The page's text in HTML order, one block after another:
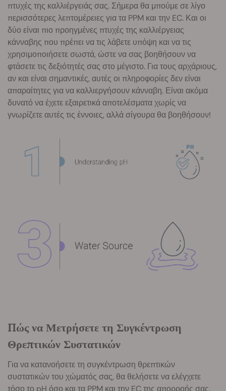
πτυχές της καλλιέργειάς σας. Σήμερα θα μπούμε σε λίγο
περισσότερες λεπτομέρειες για τα PPM και την EC. Και οι
δύο είναι πιο προηγμένες πτυχές της καλλιέργειας
κάνναβης που πρέπει να τις λάβετε υπόψη και να τις
χρησιμοποιήσετε σωστά, ώστε να σας βοηθήσουν να
φτάσετε τις δεξιότητές σας στο μέγιστο. Για τους αρχάριους,
αν και είναι σημαντικές, αυτές οι πληροφορίες δεν είναι
απαραίτητες για να καλλιεργήσουν κάνναβη. Είναι ακόμα
δυνατό να έχετε εξαιρετικά αποτελέσματα χωρίς να
γνωρίζετε αυτές τις έννοιες, αλλά σίγουρα θα βοηθήσουν!
Πώς να Μετρήσετε τη Συγκέντρωση
Θρεπτικών Συστατικών
Για να κατανοήσετε τη συγκέντρωση θρεπτικών
συστατικών του χώματός σας, θα θελήσετε να ελέγχετε
τόσο το pH όσο και τα PPM και την EC της απορροής σας.